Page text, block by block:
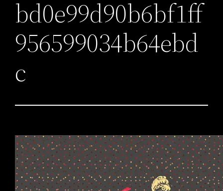
bd0e99d90b6bf1ff
956599034b64ebd
c